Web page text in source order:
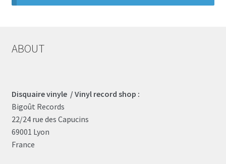
ABOUT
Disquaire vinyle / Vinyl record shop :
Bigoût Records
22/24 rue des Capucins
69001 Lyon
France